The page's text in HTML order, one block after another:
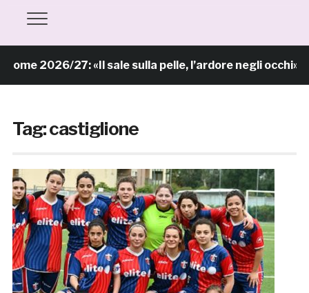
2026/27: «Il sale sulla pelle, l’ardore negli occhi»
Tag:castiglione